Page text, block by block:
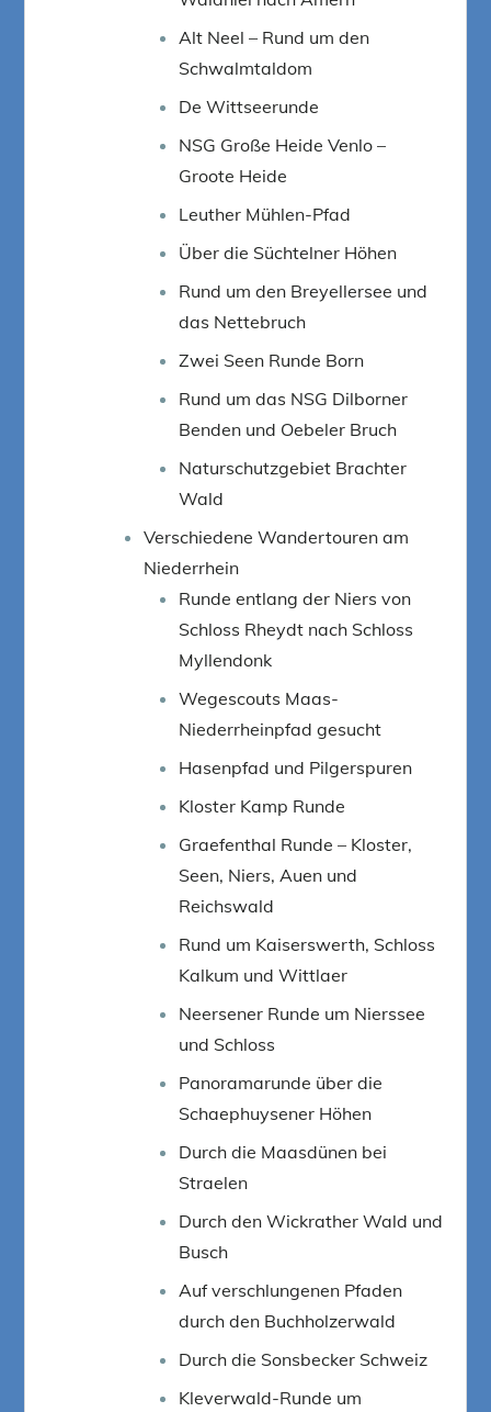
Alt Neel – Rund um den
Schwalmtaldom
De Wittseerunde
NSG Große Heide Venlo –
Groote Heide
Leuther Mühlen-Pfad
Über die Süchtelner Höhen
Rund um den Breyellersee und
das Nettebruch
Zwei Seen Runde Born
Rund um das NSG Dilborner
Benden und Oebeler Bruch
Naturschutzgebiet Brachter
Wald
Verschiedene Wandertouren am
Niederrhein
Runde entlang der Niers von
Schloss Rheydt nach Schloss
Myllendonk
Wegescouts Maas-
Niederrheinpfad gesucht
Hasenpfad und Pilgerspuren
Kloster Kamp Runde
Graefenthal Runde – Kloster,
Seen, Niers, Auen und
Reichswald
Rund um Kaiserswerth, Schloss
Kalkum und Wittlaer
Neersener Runde um Nierssee
und Schloss
Panoramarunde über die
Schaephuysener Höhen
Durch die Maasdünen bei
Straelen
Durch den Wickrather Wald und
Busch
Auf verschlungenen Pfaden
durch den Buchholzerwald
Durch die Sonsbecker Schweiz
Kleverwald-Runde um